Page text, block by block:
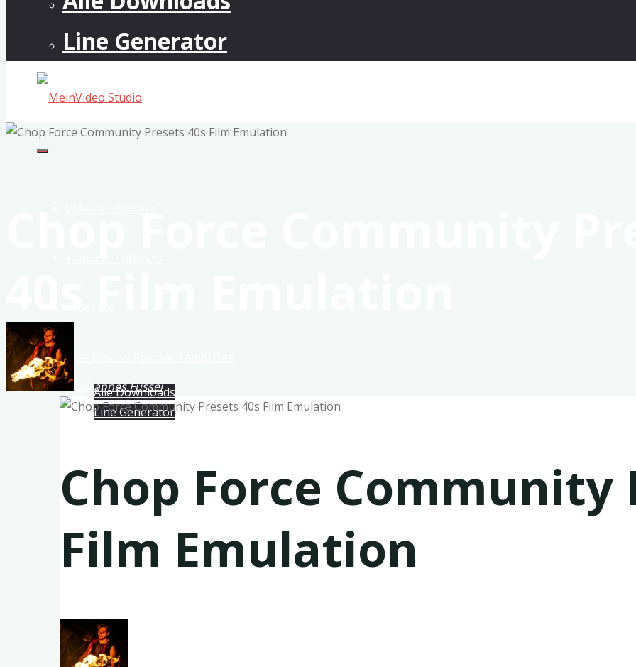
Line Generator
MeinVideo
Free Davinci Resolve Templates
Alle Downloads
Line Generator
Johannes Füssel
Chop Force Community
Film Emulation